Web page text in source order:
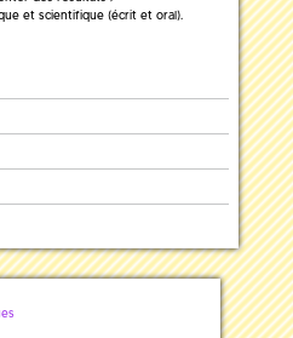
et scientifique (écrit et oral).